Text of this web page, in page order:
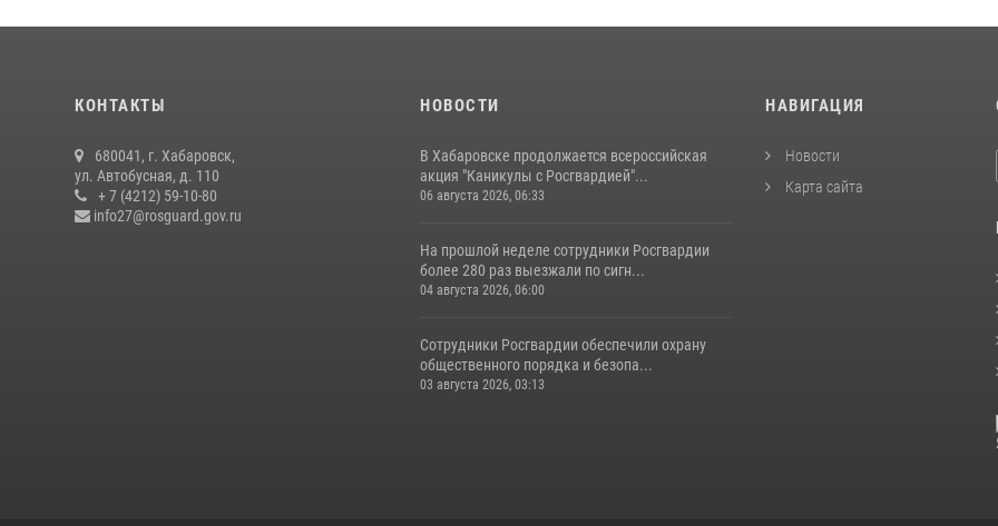
КОНТАКТЫ
680041, г. Хабаровск,
ул. Автобусная, д. 110
+ 7 (4212) 59-10-80
info27@rosguard.gov.ru
НОВОСТИ
В Хабаровске продолжается всероссийская
акция "Каникулы с Росгвардией"...
06 августа 2026, 06:33
На прошлой неделе сотрудники Росгвардии
более 280 раз выезжали по сигн...
04 августа 2026, 06:00
Сотрудники Росгвардии обеспечили охрану
общественного порядка и безопа...
03 августа 2026, 03:13
НАВИГАЦИЯ
Новости
Карта сайта